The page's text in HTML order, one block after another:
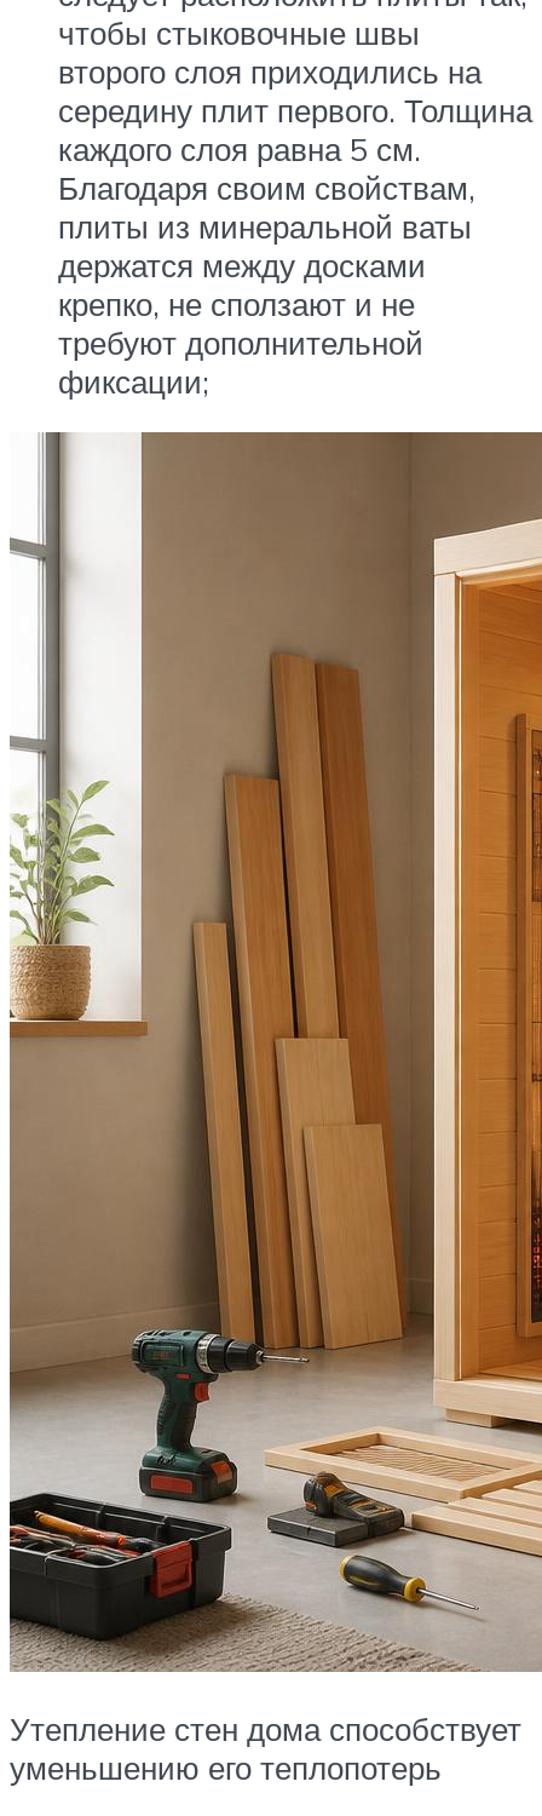
чтобы стыковочные швы
второго слоя приходились на
середину плит первого. Толщина
каждого слоя равна 5 см.
Благодаря своим свойствам,
плиты из минеральной ваты
держатся между досками
крепко, не сползают и не
требуют дополнительной
фиксации;
Утепление стен дома способствует
уменьшению его теплопотерь